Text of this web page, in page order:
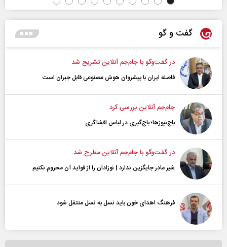
گفت و گو
در گفت‌و‌گو با جام‌جم آنلاین تشریح شد
فاصله ایران با پیشرو‌ان هوش مصنوعی قابل جبران است
جام‌جم آنلاین بررسی کرد
باج‌نیوزها؛ باج‌گیری در لباس افشاگری
در گفت‌و‌گو با جام‌جم آنلاین مطرح شد
شیر مادر جایگزین ندارد | نوزادان را از فواید آن محروم نکنیم
فرهنگ اهدای خون باید نسل به نسل منتقل شود